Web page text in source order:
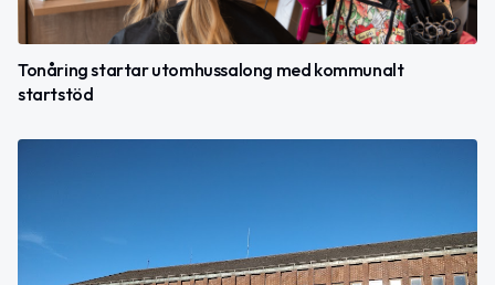
Tonåring startar utomhussalong med kommunalt
startstöd